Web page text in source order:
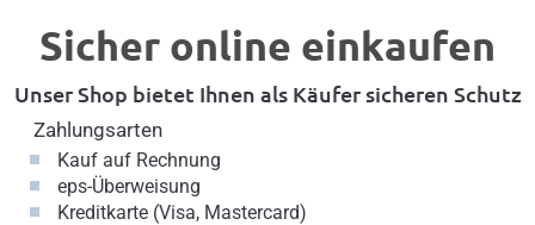
Sicher online einkaufen
Unser Shop bietet Ihnen als Käufer sicheren Schutz
Zahlungsarten
Kauf auf Rechnung
eps-Überweisung
Kreditkarte (Visa, Mastercard)